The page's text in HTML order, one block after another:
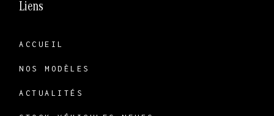
Liens
ACCUEIL
NOS MODÈLES
ACTUALITÉS